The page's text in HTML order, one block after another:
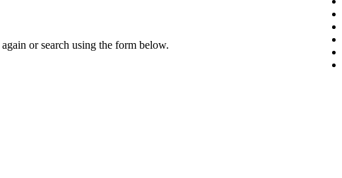
or search using the form below.